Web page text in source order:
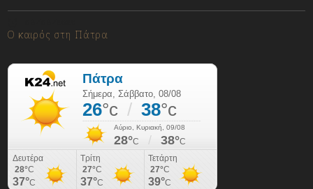
Ο καιρός στη Πάτρα